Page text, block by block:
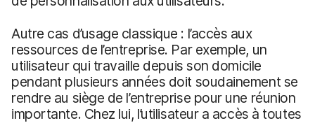
Autre cas d’usage classique : l’accès aux
ressources de l’entreprise. Par exemple, un
utilisateur qui travaille depuis son domicile
pendant plusieurs années doit soudainement se
rendre au siège de l’entreprise pour une réunion
importante. Chez lui, l’utilisateur a accès à toutes